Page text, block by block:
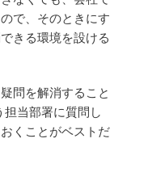
で、そのときにす
きる環境を設ける
問を解消すること
担当部署に質問し
くことがベストだ